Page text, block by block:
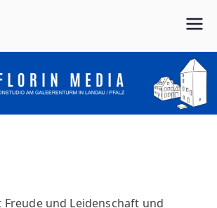
Ende dein Partner im Musikbusiness
und Leidenschaft und